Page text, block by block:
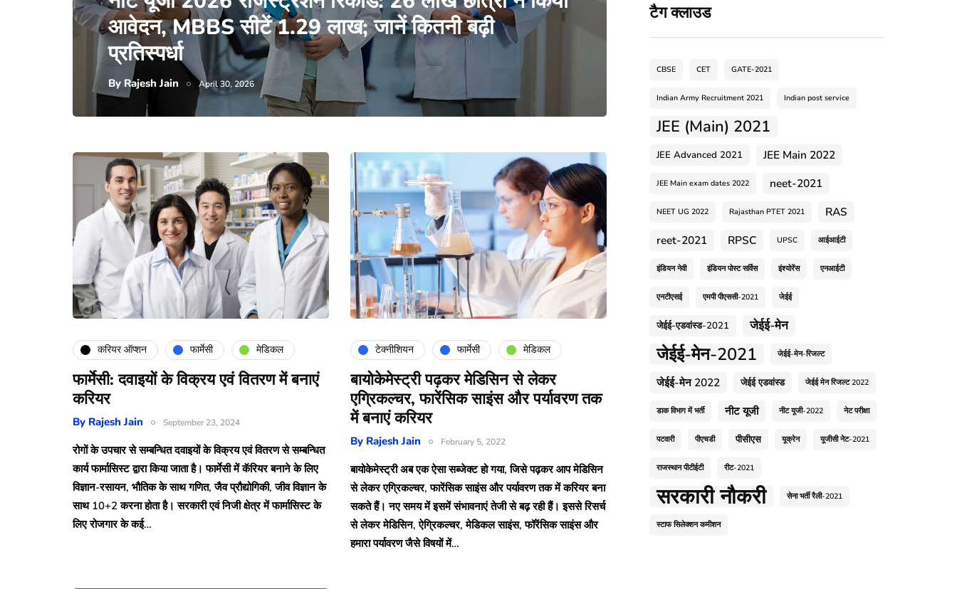
आवेदन, MBBS सीटें 1.29 लाख; जानें कितनी बढ़ी
प्रतिस्पर्धा
By Rajesh Jain April 30, 2026
करियर ऑप्शन फार्मेसी मेडिकल
फार्मेसी: दवाइयों के विक्रय एवं वितरण में बनाएं
करियर
By Rajesh Jain September 23, 2024
रोगों के उपचार से सम्बन्धित दवाइयों के विक्रय एवं वितरण से सम्बन्धित
कार्य फार्मासिस्ट द्वारा किया जाता है। फार्मेसी में कॅरियर बनाने के लिए
विज्ञान-रसायन, भौतिक के साथ गणित, जैव प्रौद्योगिकी, जीव विज्ञान के
साथ 10+2 करना होता है। सरकारी एवं निजी क्षेत्र में फार्मासिस्ट के
लिए रोजगार के कई…
टेक्नीशियन फार्मेसी मेडिकल
बायोकेमेस्ट्री पढ़कर मेडिसिन से लेकर
एग्रिकल्चर, फारेंसिक साइंस और पर्यावरण तक
में बनाएं करियर
By Rajesh Jain February 5, 2022
बायोकेमेस्ट्री अब एक ऐसा सब्जेक्ट हो गया, जिसे पढ़कर आप मेडिसिन
से लेकर एग्रिकल्चर, फारेंसिक साइंस और पर्यावरण तक में करियर बना
सकते हैं। नए समय में इसमें संभावनाएं तेजी से बढ़ रही हैं। इससे रिसर्च
से लेकर मेडिसिन, ऐग्रिकल्चर, मेडिकल साइंस, फॉरेंसिक साइंस और
हमारा पर्यावरण जैसे विषयों में…
टैग क्लाउड
CBSE CET GATE-2021
Indian Army Recruitment 2021 Indian post service
JEE (Main) 2021
JEE Advanced 2021 JEE Main 2022
JEE Main exam dates 2022 neet-2021
NEET UG 2022 Rajasthan PTET 2021
RAS
reet-2021
RPSC UPSC आईआईटी
इंडियन नेवी इंडियन पोस्ट सर्विस इंश्योरेंस एनआईटी
एनटीएसई एमपी पीएससी-2021 जेईई
जेईई-एडवांस्ड-2021 जेईई-मेन
जेईई-मेन-2021 जेईई-मेन-रिजल्ट
जेईई-मेन 2022 जेईई एडवांस्ड जेईई मेन रिजल्ट 2022
डाक विभाग में भर्ती नीट यूजी नीट यूजी-2022 नेट परीक्षा
पटवारी पीएचडी पीसीएस यूक्रेन यूजीसी नेट-2021
राजस्थान पीटीईटी रीट-2021
सरकारी नौकरी सेना भर्ती रैली-2021
स्टाफ सिलेक्शन कमीशन